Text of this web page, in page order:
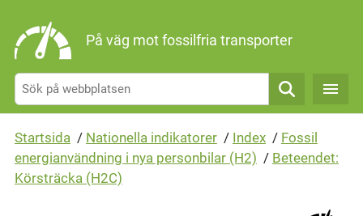
På väg mot fossilfria transporter
Sök
Startsida / Nationella indikatorer / Index / Fossil
energianvändning i nya personbilar (H2) / Beteendet:
Körsträcka (H2C)